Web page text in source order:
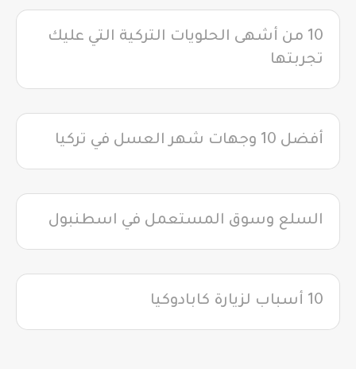
10 من أشهى الحلويات التركية التي عليك
تجربتها
أفضل 10 وجهات شهر العسل في تركيا
السلع وسوق المستعمل في اسطنبول
10 أسباب لزيارة كابادوكيا